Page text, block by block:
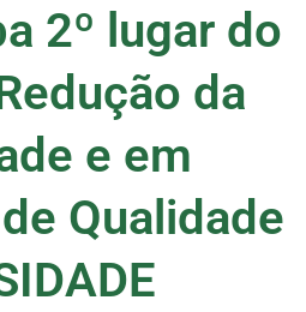
2º lugar do
da
e em
Qualidade